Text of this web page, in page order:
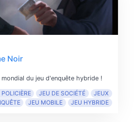
Noir
du jeu d'enquête hybride !
JEU DE SOCIÉTÉ
JEUX
JEU MOBILE JEU HYBRIDE